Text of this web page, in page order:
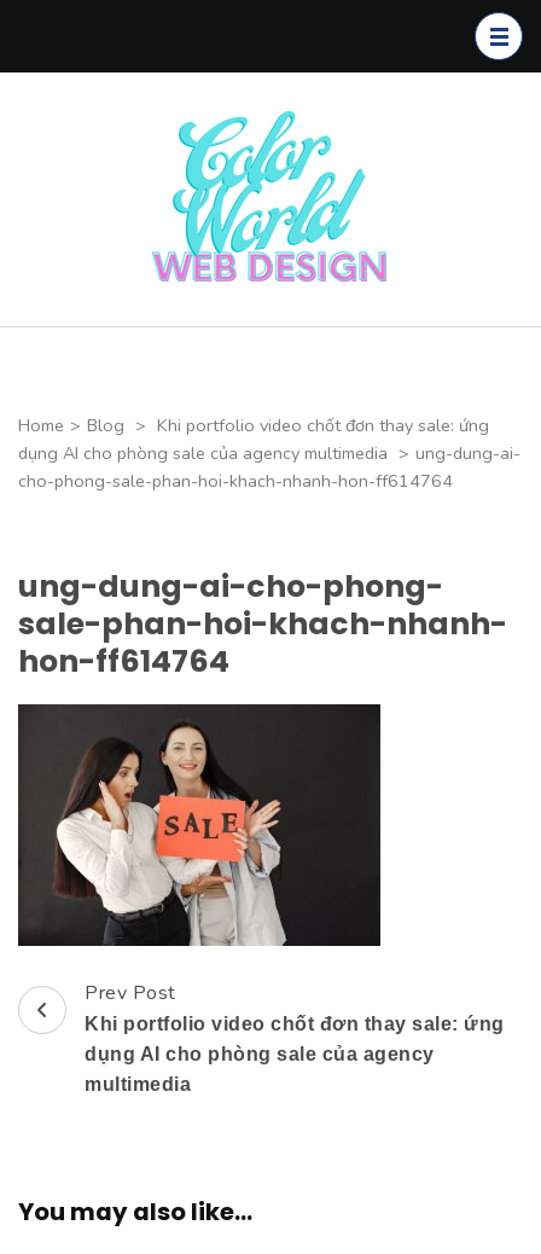
CẤP
Home > Blog > Khi portfolio video chốt đơn thay sale: ứng
dụng AI cho phòng sale của agency multimedia > ung-dung-ai-
cho-phong-sale-phan-hoi-khach-nhanh-hon-ff614764
ung-dung-ai-cho-phong-
sale-phan-hoi-khach-nhanh-
hon-ff614764
Post
Navigation
Prev Post
Khi portfolio video chốt đơn thay sale: ứng
dụng AI cho phòng sale của agency
multimedia
You may also like...